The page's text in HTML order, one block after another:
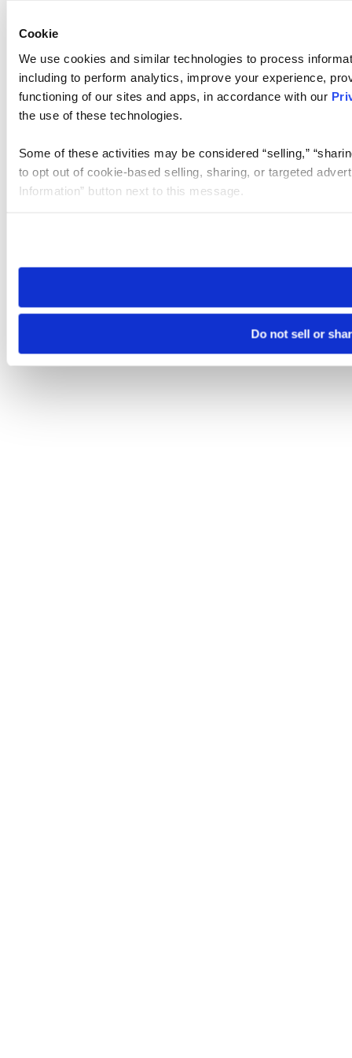
Cookie
We use cookies and similar technologies to process
including to perform analytics, improve your experience,
functioning of our sites and apps, in accordance with our
the use of these technologies.
Some of these activities may be considered “selling,”
to opt out of cookie-based selling, sharing, or targeted
Information” button next to this message.
need to be set again.
Do not sell or